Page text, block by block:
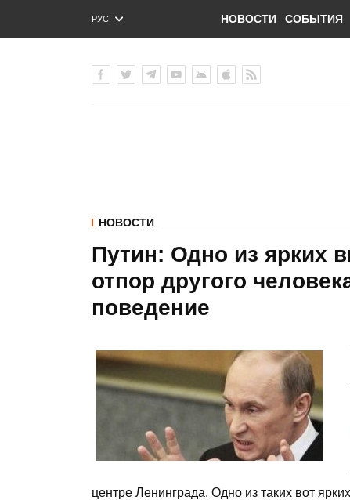
РУС
ENG
НОВОСТИ СОБЫТИЯ
НОВОСТИ
Путин: Одно из ярких
отпор другого
поведение
центре Ленинграда. Одно из таких вот